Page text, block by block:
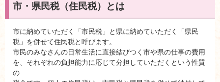
市・県民税（住民税）とは
市に納めていただく「市民税」と県に納めていただく「県民
税」を併せて住民税と呼びます。
市民のみなさんの日常生活に直接結びつく市や県の仕事の費用
を、それぞれの負担能力に応じて分担していただくという性質
の